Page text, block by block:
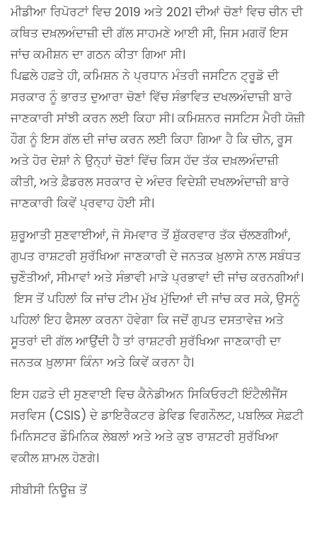
ਮੀਡੀਆ ਰਿਪੋਰਟਾਂ ਵਿਚ 2019 ਅਤੇ 2021 ਦੀਆਂ ਚੋਣਾਂ ਵਿਚ ਚੀਨ ਦੀ
ਕਥਿਤ ਦਖ਼ਲਅੰਦਾਜ਼ੀ ਦੀ ਗੱਲ ਸਾਹਮਣੇ ਆਈ ਸੀ, ਜਿਸ ਮਗਰੋਂ ਇਸ
ਜਾਂਚ ਕਮੀਸ਼ਨ ਦਾ ਗਠਨ ਕੀਤਾ ਗਿਆ ਸੀ।
ਪਿਛਲੇ ਹਫ਼ਤੇ ਹੀ, ਕਮਿਸ਼ਨ ਨੇ ਪ੍ਰਧਾਨ ਮੰਤਰੀ ਜਸਟਿਨ ਟ੍ਰੂਡੋ ਦੀ
ਸਰਕਾਰ ਨੂੰ ਭਾਰਤ ਦੁਆਰਾ ਚੋਣਾਂ ਵਿੱਚ ਸੰਭਾਵਿਤ ਦਖਲਅੰਦਾਜ਼ੀ ਬਾਰੇ
ਜਾਣਕਾਰੀ ਸਾਂਝੀ ਕਰਨ ਲਈ ਕਿਹਾ ਸੀ। ਕਮਿਸ਼ਨਰ ਜਸਟਿਸ ਮੈਰੀ ਯੋਜ਼ੀ
ਹੌਗ ਨੂੰ ਇਸ ਗੱਲ ਦੀ ਜਾਂਚ ਕਰਨ ਲਈ ਕਿਹਾ ਗਿਆ ਹੈ ਕਿ ਚੀਨ, ਰੂਸ
ਅਤੇ ਹੋਰ ਦੇਸ਼ਾਂ ਨੇ ਉਨ੍ਹਾਂ ਚੋਣਾਂ ਵਿੱਚ ਕਿਸ ਹੱਦ ਤੱਕ ਦਖ਼ਲਅੰਦਾਜ਼ੀ
ਕੀਤੀ, ਅਤੇ ਫ਼ੈਡਰਲ ਸਰਕਾਰ ਦੇ ਅੰਦਰ ਵਿਦੇਸ਼ੀ ਦਖਲਅੰਦਾਜ਼ੀ ਬਾਰੇ
ਜਾਣਕਾਰੀ ਕਿਵੇਂ ਪ੍ਰਵਾਹ ਹੋਈ ਸੀ।
ਸ਼ੁਰੂਆਤੀ ਸੁਣਵਾਈਆਂ, ਜੋ ਸੋਮਵਾਰ ਤੋਂ ਸ਼ੁੱਕਰਵਾਰ ਤੱਕ ਚੱਲਣਗੀਆਂ,
ਗੁਪਤ ਰਾਸ਼ਟਰੀ ਸੁਰੱਖਿਆ ਜਾਣਕਾਰੀ ਦੇ ਜਨਤਕ ਖ਼ੁਲਾਸੇ ਨਾਲ ਸਬੰਧਤ
ਚੁਣੌਤੀਆਂ, ਸੀਮਾਵਾਂ ਅਤੇ ਸੰਭਾਵੀ ਮਾੜੇ ਪ੍ਰਭਾਵਾਂ ਦੀ ਜਾਂਚ ਕਰਨਗੀਆਂ।
ਇਸ ਤੋਂ ਪਹਿਲਾਂ ਕਿ ਜਾਂਚ ਟੀਮ ਮੁੱਖ ਮੁੱਦਿਆਂ ਦੀ ਜਾਂਚ ਕਰ ਸਕੇ, ਉਸਨੂੰ
ਪਹਿਲਾਂ ਇਹ ਫੈਸਲਾ ਕਰਨਾ ਹੋਵੇਗਾ ਕਿ ਜਦੋਂ ਗੁਪਤ ਦਸਤਾਵੇਜ਼ ਅਤੇ
ਸੂਤਰਾਂ ਦੀ ਗੱਲ ਆਉਂਦੀ ਹੈ ਤਾਂ ਰਾਸ਼ਟਰੀ ਸੁਰੱਖਿਆ ਜਾਣਕਾਰੀ ਦਾ
ਜਨਤਕ ਖ਼ੁਲਾਸਾ ਕਿੰਨਾ ਅਤੇ ਕਿਵੇਂ ਕਰਨਾ ਹੈ।
ਇਸ ਹਫ਼ਤੇ ਦੀ ਸੁਣਵਾਈ ਵਿਚ ਕੈਨੇਡੀਅਨ ਸਿਕਿਓਰਟੀ ਇੰਟੈਲੀਜੈਂਸ
ਸਰਵਿਸ (CSIS) ਦੇ ਡਾਇਰੈਕਟਰ ਡੇਵਿਡ ਵਿਗਨੌਲਟ, ਪਬਲਿਕ ਸੇਫ਼ਟੀ
ਮਿਨਿਸਟਰ ਡੌਮਿਨਿਕ ਲੇਬਲਾਂ ਅਤੇ ਅਤੇ ਕੁਝ ਰਾਸ਼ਟਰੀ ਸੁਰੱਖਿਆ
ਵਕੀਲ ਸ਼ਾਮਲ ਹੋਣਗੇ।
ਸੀਬੀਸੀ ਨਿਊਜ਼ ਤੋਂ